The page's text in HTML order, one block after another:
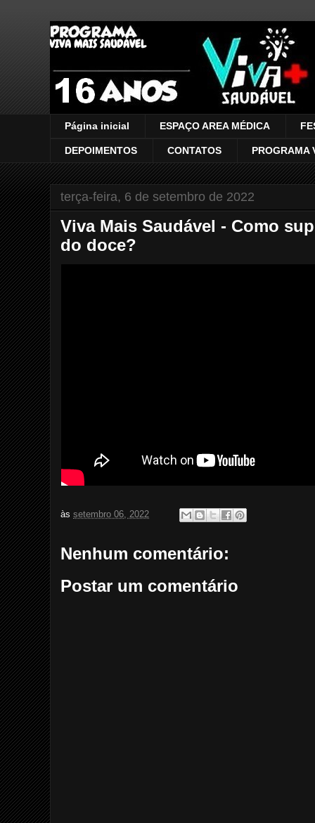
VIVA MAIS SAUDÁVEL
Página inicial ESPAÇO AREA MÉDICA
DEPOIMENTOS CONTATOS PROGRAMA
terça-feira, 6 de setembro de 2022
Viva Mais Saudável - Como
do doce?
àssetembro 06, 2022
Nenhum comentário:
Postar um comentário